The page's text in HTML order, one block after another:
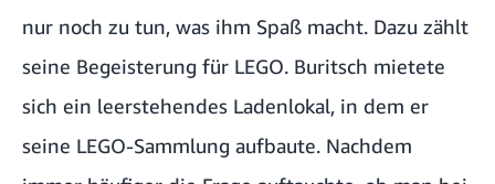
nur noch zu tun, was ihm Spaß macht. Dazu zählt
seine Begeisterung für LEGO. Buritsch mietete
sich ein leerstehendes Ladenlokal, in dem er
seine LEGO-Sammlung aufbaute. Nachdem